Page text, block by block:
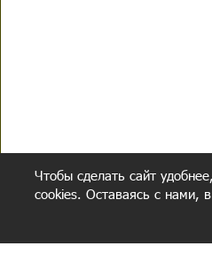
Чтобы сделать сайт
cookies. Оставаясь с нами,